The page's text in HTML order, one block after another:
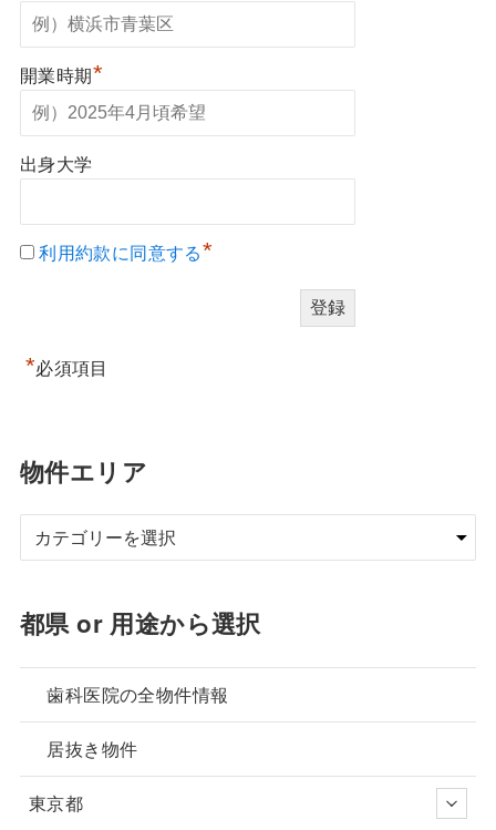
開業時期*
出身大学
利用約款に同意する*
*必須項目
物件エリア
都県 or 用途から選択
歯科医院の全物件情報
居抜き物件
東京都